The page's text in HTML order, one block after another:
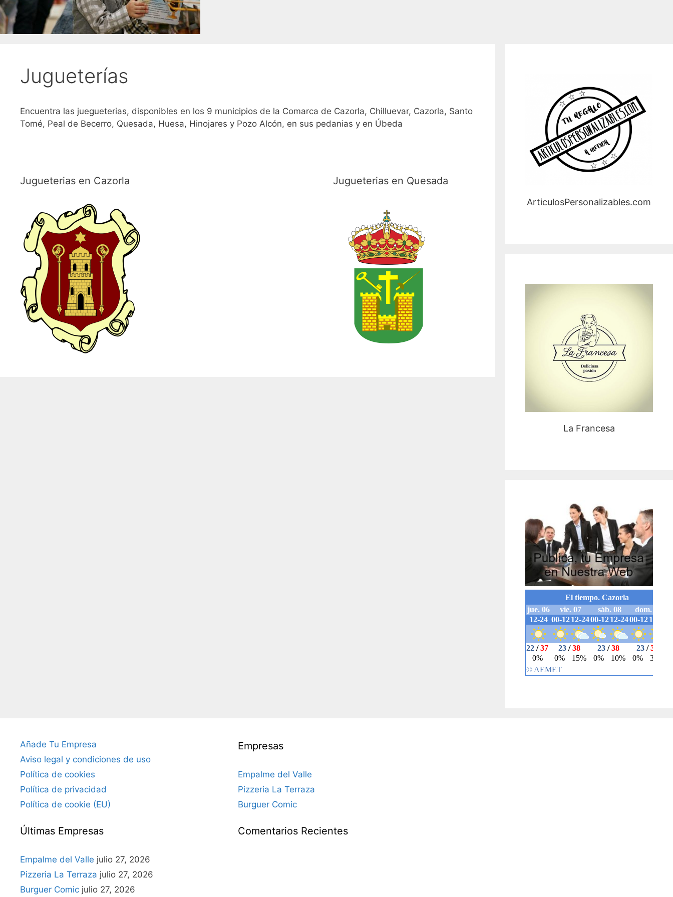
Jugueterías
Encuentra las juegueterias, disponibles en los 9 municipios de la Comarca de Cazorla, Chilluevar, Cazorla, Santo
Tomé, Peal de Becerro, Quesada, Huesa, Hinojares y Pozo Alcón, en sus pedanias y en Úbeda
Jugueterias en Cazorla Jugueterias en Quesada
ArticulosPersonalizables.com
La Francesa
Añade Tu Empresa
Aviso legal y condiciones de uso
Política de cookies
Política de privacidad
Política de cookie (EU)
Últimas Empresas
Empalme del Valle julio 27, 2026
Pizzeria La Terraza julio 27, 2026
Burguer Comic julio 27, 2026
Empresas
Empalme del Valle
Pizzeria La Terraza
Burguer Comic
Comentarios Recientes